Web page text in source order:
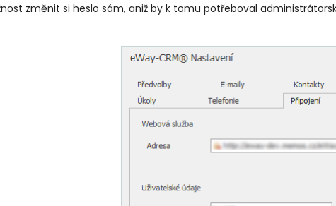
změnit si heslo sám, aniž by k tomu potřeboval